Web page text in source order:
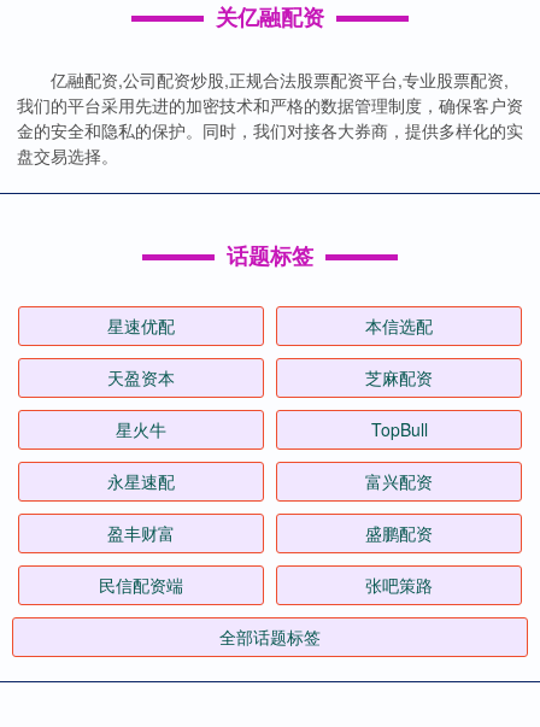
关亿融配资
亿融配资,公司配资炒股,正规合法股票配资平台,专业股票配资,
我们的平台采用先进的加密技术和严格的数据管理制度，确保客户资
金的安全和隐私的保护。同时，我们对接各大券商，提供多样化的实
盘交易选择。
话题标签
星速优配 本信选配
天盈资本 芝麻配资
星火牛 TopBull
永星速配 富兴配资
盈丰财富 盛鹏配资
民信配资端 张吧策路
全部话题标签